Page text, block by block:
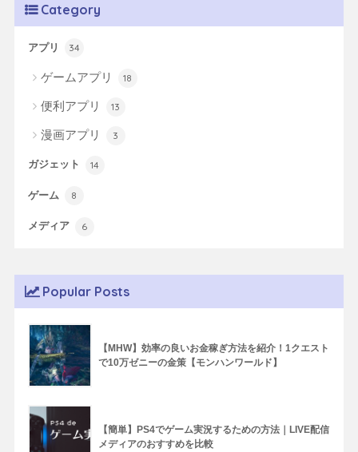
Category
アプリ 34
ゲームアプリ 18
便利アプリ 13
漫画アプリ 3
ガジェット 14
ゲーム 8
メディア 6
Popular Posts
【MHW】効率の良いお金稼ぎ方法を紹介！1クエスト
で10万ゼニーの金策【モンハンワールド】
【簡単】PS4でゲーム実況するための方法｜LIVE配信
メディアのおすすめを比較